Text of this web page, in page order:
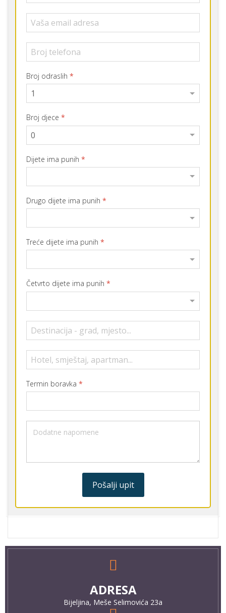
Broj odraslih *
Broj djece *
Dijete ima punih *
Drugo dijete ima punih *
Treće dijete ima punih *
Četvrto dijete ima punih *
Termin boravka *
Pošalji upit
ADRESA
Bijeljina, Meše Selimovića 23a